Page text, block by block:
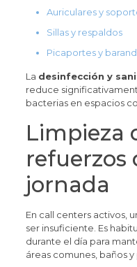
Auriculares y
Sillas y respaldos
Picaportes y
La desinfección y
reduce
bacterias en espacios
Limpieza
refuerzos
jornada
En call centers activos,
ser insuficiente. Es
durante el día para
áreas comunes, baños